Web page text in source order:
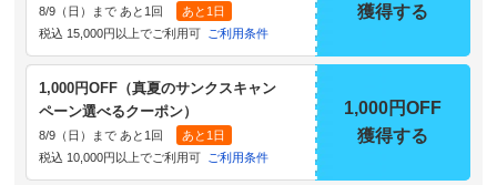
8/9（日）まで あと1回
あと1日
税込 15,000円以上でご利用可 ご利用条件
獲得する
1,000円OFF（真夏のサンクスキャン
ペーン選べるクーポン）
8/9（日）まで あと1回
あと1日
税込 10,000円以上でご利用可 ご利用条件
1,000円OFF
獲得する